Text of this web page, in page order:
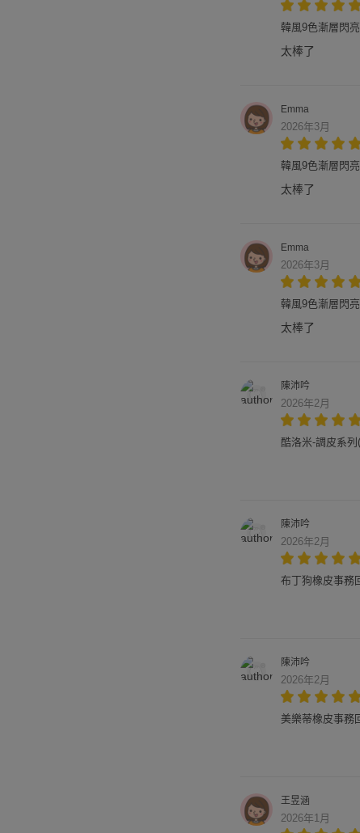
韓風9色漸層閃
太棒了
Emma
2026年3月
韓風9色漸層閃
太棒了
Emma
2026年3月
韓風9色漸層閃
太棒了
陳沛吟
2026年2月
酷洛米-調皮系
陳沛吟
2026年2月
布丁狗橡皮事務
陳沛吟
2026年2月
美樂蒂橡皮事務
王昱涵
2026年1月